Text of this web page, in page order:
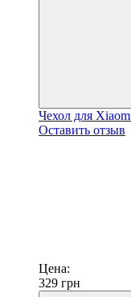
Чехол для
Оставить отзыв
Цена:
329 грн